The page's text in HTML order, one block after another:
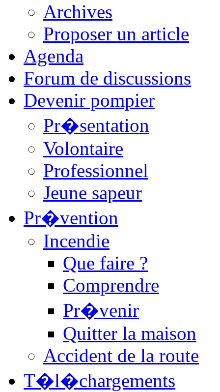
Archives
Proposer un article
Agenda
Forum de discussions
Devenir pompier
Pr�sentation
Volontaire
Professionnel
Jeune sapeur
Pr�vention
Incendie
Que faire ?
Comprendre
Pr�venir
Quitter la maison
Accident de la route
T�l�chargements